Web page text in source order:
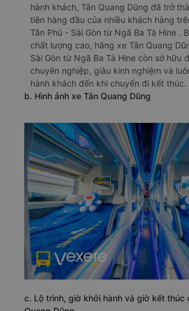
hành khách, Tân Quang Dũng đã trở
tiên hàng đầu của nhiều khách hàng
Tân Phú - Sài Gòn từ Ngã Ba Tà Hine .
chất lượng cao, hãng xe Tân Quang
Sài Gòn từ Ngã Ba Tà Hine còn sở hữu
chuyên nghiệp, giàu kinh nghiệm và
hành khách đến khi chuyến đi kết thúc.
b. Hình ảnh xe Tân Quang Dũng
c. Lộ trình, giờ khởi hành và giờ kết thúc